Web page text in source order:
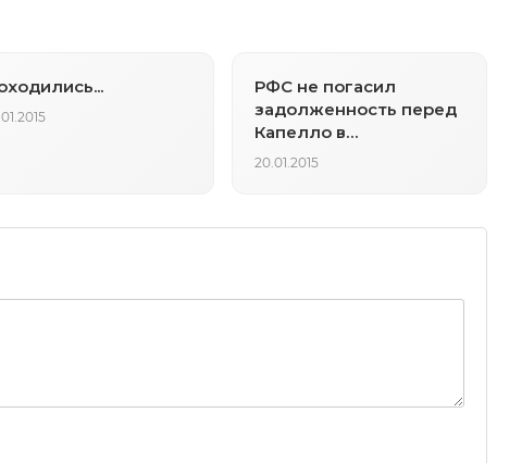
РФС не погасил
задолженность перед
Капелло в
установленные сроки
20.01.2015